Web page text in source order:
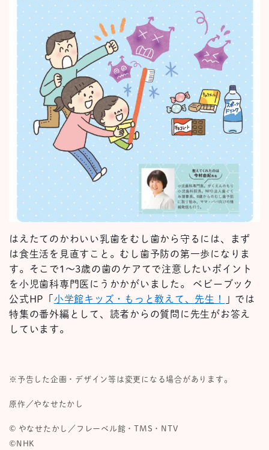
はえたてのかわいい乳歯をむし歯から守るには、まず
は食生活を見直すこと。むし歯予防の第一歩になりま
す。そこで1〜3歳の歯のケアてで注意したいポイント
を小児歯科専門医にうかかがいました。 ベビーブック
公式HP「 小学館キッズ・もっと教えて、先生！
」では
特集の番外編として、読者からの質問に先生がお答え
しています。
※予告した企画・デザイン等は変更になる場合があります。
原作／やなせたかし
© やなせたかし／フレーベル館・TMS・NTV
©NHK